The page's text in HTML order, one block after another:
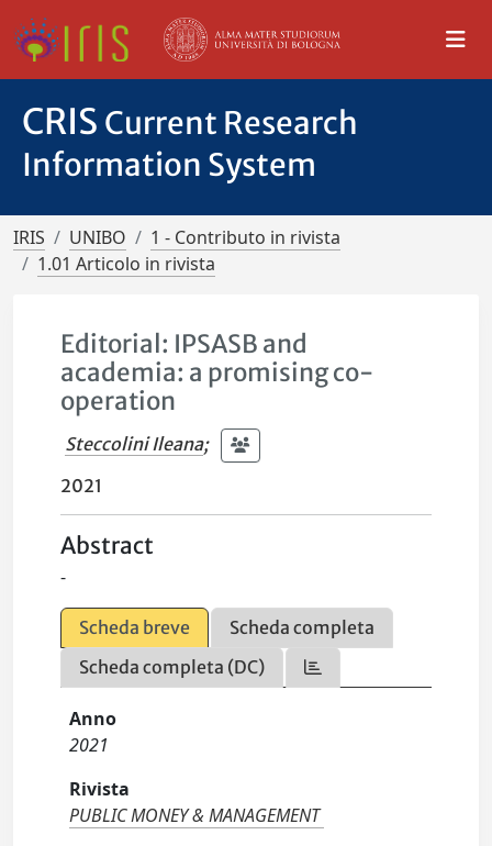
CRIS Current Research
Information System
IRIS UNIBO
1 - Contributo in rivista
1.01 Articolo in rivista
Editorial: IPSASB and
academia: a promising co-
operation
Steccolini Ileana;
2021
Abstract
-
Scheda breve
Scheda completa
Scheda completa (DC)
Anno
2021
Rivista
PUBLIC MONEY & MANAGEMENT